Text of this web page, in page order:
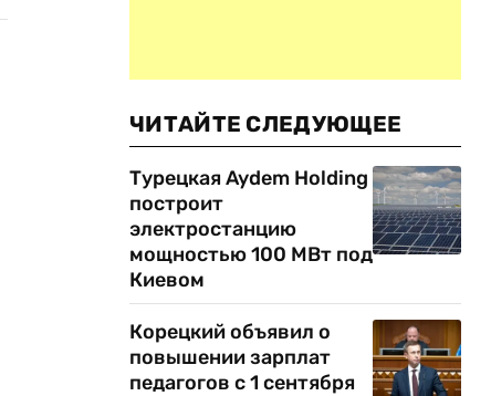
ЧИТАЙТЕ СЛЕДУЮЩЕЕ
Турецкая Aydem Holding
построит
электростанцию
мощностью 100 МВт под
Киевом
Корецкий объявил о
повышении зарплат
педагогов с 1 сентября